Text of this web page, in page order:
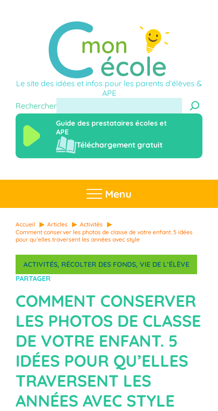
Le site des idées et infos pour les parents d’élèves &
APE
Rechercher
Guide des prestataires écoles et
APE
Téléchargement gratuit
Menu
Accueil Articles
Activités
Comment conserver les photos de classe de votre enfant. 5 idées
pour qu’elles traversent les années avec style
ACTIVITÉS, RÉCOLTER DES FONDS, VIE DE L’ÉLÈVE
PARTAGER
COMMENT CONSERVER
LES PHOTOS DE CLASSE
DE VOTRE ENFANT. 5
IDÉES POUR QU’ELLES
TRAVERSENT LES
ANNÉES AVEC STYLE